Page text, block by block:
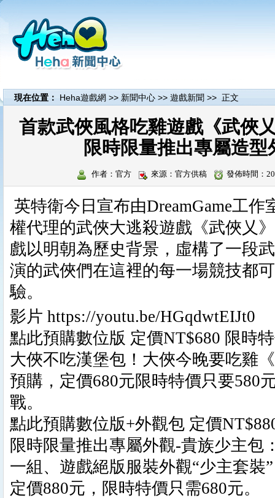
現在位置： Heha遊戲網 >> 新聞中心 >> 遊戲新聞 >> 正文
首款武俠風格吃雞遊戲《武俠
限時限量推出專屬造型
作者：官方 來源：官方供稿 發佈時間：
英特衛今日宣布由DreamGame工
權代理的武俠大逃殺遊戲《武俠乂
戲以明朝為歷史背景，虛構了一段
演的武俠們在這裡的每一場競技都
驗。
影片 https://youtu.be/HGqdwtEIJt0
點此預購數位版 定價NT$680 限時
大俠不吃漢堡包！大俠今晚要吃雞
預購，定價680元限時特價只要580
戰。
點此預購數位版+外觀包 定價
限時限量推出專屬外觀-貴族少主包
一組、遊戲絕版服裝外觀“少主套裝
定價880元，限時特價只需680元。